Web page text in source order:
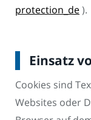
protection_de).
Einsatz
Cookies sind
Websites oder